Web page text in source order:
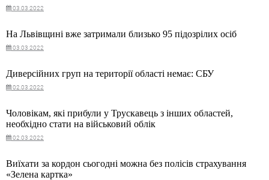
03.03.2022
На Львівщині вже затримали близько 95 підозрілих осіб
03.03.2022
Диверсійних груп на території області немає: СБУ
02.03.2022
Чоловікам, які прибули у Трускавець з інших областей,
необхідно стати на військовий облік
02.03.2022
Виїхати за кордон сьогодні можна без полісів страхування
«Зелена картка»